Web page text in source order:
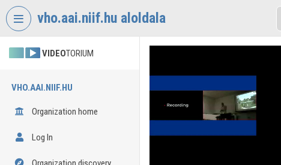
Skip header
vho.aai.niif.hu aloldala
VIDEOTORIUM
VHO.AAI.NIIF.HU
Organization home
Log In